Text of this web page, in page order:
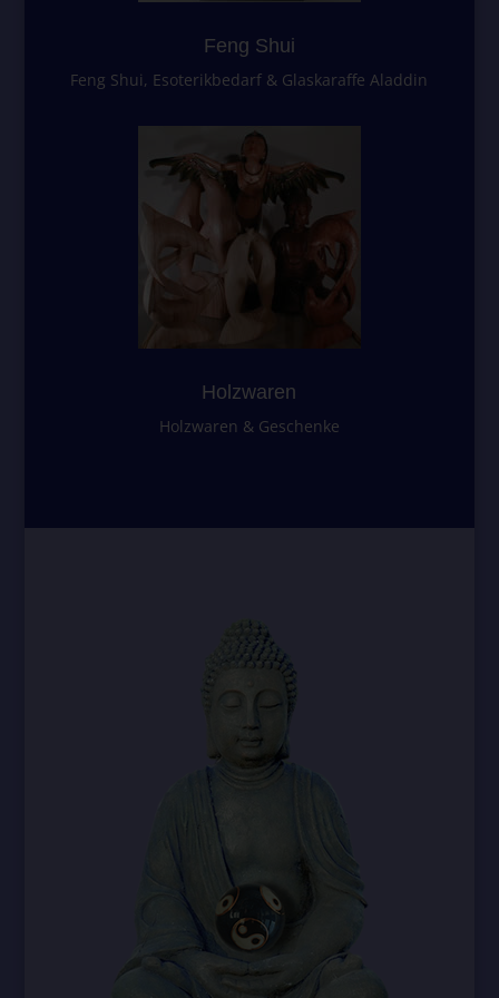
Feng Shui
Feng Shui, Esoterikbedarf & Glaskaraffe Aladdin
Holzwaren
Holzwaren & Geschenke
eine identifizierte oder identifizierbare natürliche Person (im
Folgenden "betroffene Person") beziehen. Als identifizierbar wird
eine natürliche Person angesehen, die direkt oder indirekt,
Namen, zu einer Kennnummer, zu Standortdaten, zu einer
Online-Kennung oder zu einem oder mehreren besonderen
Merkmalen, die Ausdruck der physischen, physiologischen,
genetischen, psychischen, wirtschaftlichen, kulturellen oder
sozialen Identität dieser natürlichen Person sind, identifiziert
Betroffene Person ist jede identifizierte oder identifizierbare
natürliche Person, deren personenbezogene Daten von dem für
Bereitstellung, den Abgleich oder die Verknüpfung, die
Einschränkung, das Löschen oder die Vernichtung.
d) Einschränkung der Verarbeitung
gespeicherter personenbezogener Daten mit dem Ziel, ihre
künftige Verarbeitung einzuschränken.
personenbezogener Daten, die darin besteht, dass diese
personenbezogenen Daten verwendet werden, um bestimmte
persönliche Aspekte, die sich auf eine natürliche Person
beziehen, zu bewerten, insbesondere, um Aspekte bezüglich
Arbeitsleistung, wirtschaftlicher Lage, Gesundheit, persönlicher
Vorlieben, Interessen, Zuverlässigkeit, Verhalten, Aufenthaltsort